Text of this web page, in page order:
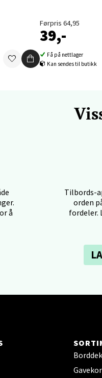
Førpris 64,95
39,-
Få på nettlager
Kan sendes til butikk
å
Tilbords-
orden
fordeler.
Bergen - Thon Senter
12, 5353 Straume
0 i butikk
Storsenter,
26, 8400 Sortland